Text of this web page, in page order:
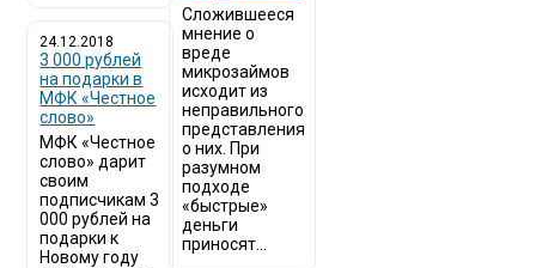
24.12.2018
3 000 рублей
на подарки в
МФК «Честное
слово»
МФК «Честное
слово» дарит
своим
подписчикам 3
000 рублей на
подарки к
Новому году
Сложившееся
мнение о
вреде
микрозаймов
исходит из
неправильного
представления
о них. При
разумном
подходе
«быстрые»
деньги
приносят...